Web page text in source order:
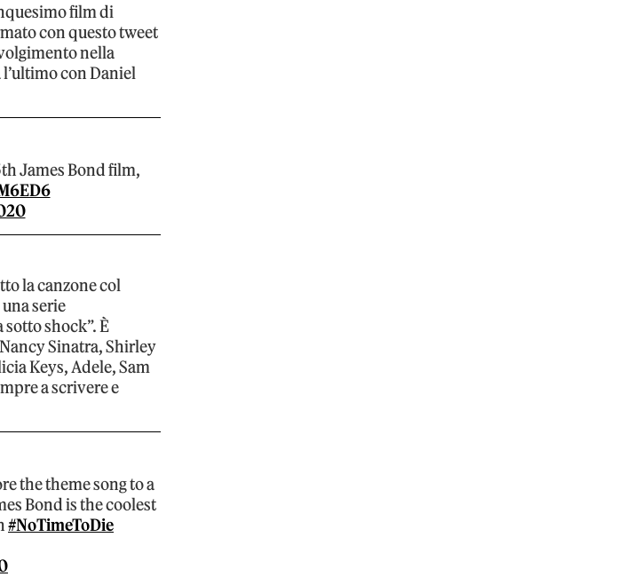
film di
con questo tweet
nella
con Daniel
James Bond film,
la canzone col
serie
shock”. È
Sinatra, Shirley
Keys, Adele, Sam
a scrivere e
the theme song to a
Bond is the coolest
#NoTimeToDie